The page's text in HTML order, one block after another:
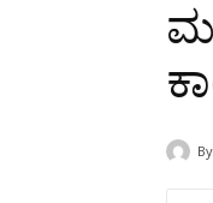
By